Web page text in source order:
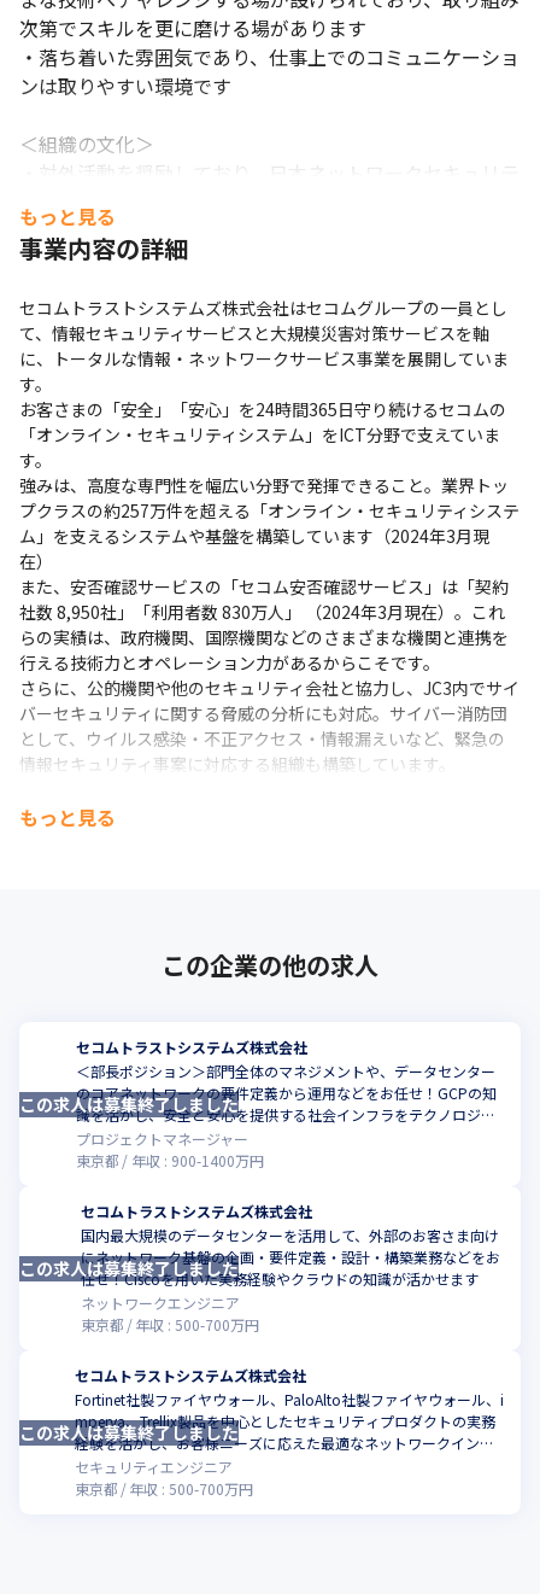
新しい技術へのチャレンジができる環境です。
次第でスキルを更に磨ける場があります
・落ち着いた雰囲気であり、仕事上でのコミュニケーショ
ンは取りやすい環境です
＜組織の文化＞
・対外活動を奨励しており、日本ネットワークセキュリテ
ィ協会や日本サイバー犯罪対策センターの活動に参画して
います
・セコムグループとして、東京オリンピック/パラリンピ
者を派遣した実績があります
・グループのメンバー同士で助け合いながら、業務を遂行
する文化です
・中途採用者に不利な点はなく実力主義です
■ 働く環境
・月平均残業時間は2024年度上期実績で平均10時間程度
の為、WLBが実現しやすい環境で業務できます
・テレワーク制度を積極的に取り入れており、在宅勤務と
出社をバランスよく計画することができます
・休みは自由に取れる環境です
もっと見る
事業内容の詳細
セコムトラストシステムズ株式会社はセコムグループの一員とし
て、情報セキュリティサービスと大規模災害対策サービスを軸
に、トータルな情報・ネットワークサービス事業を展開していま
す。
お客さまの「安全」「安心」を24時間365日守り続けるセコムの
「オンライン・セキュリティシステム」をICT分野で支えていま
す。
強みは、高度な専門性を幅広い分野で発揮できること。業界トッ
プクラスの約257万件を超える「オンライン・セキュリティシステ
ム」を支えるシステムや基盤を構築しています（2024年3月現
在）
また、安否確認サービスの「セコム安否確認サービス」は「契約
社数 8,950社」「利用者数 830万人」 （2024年3月現在）。これ
らの実績は、政府機関、国際機関などのさまざまな機関と連携を
行える技術力とオペレーション力があるからこそです。
さらに、公的機関や他のセキュリティ会社と協力し、JC3内でサイ
バーセキュリティに関する脅威の分析にも対応。サイバー消防団
として、ウイルス感染・不正アクセス・情報漏えいなど、緊急の
情報セキュリティ事案に対応する組織も構築しています。
きます。
もっと見る
この企業の他の求人
セコムトラストシステムズ株式会社
＜部長ポジション＞部門全体のマネジメントや、データセンター
のコアネットワークの要件定義から運用などをお任せ！GCPの知
識を活かし、安全と安心を提供する社会インフラをテクノロジー
で支えませんか？
プロジェクトマネージャー
東京都
年収 : 900-1400万円
この求人は募集終了しました
セコムトラストシステムズ株式会社
国内最大規模のデータセンターを活用して、外部のお客さま向け
にネットワーク基盤の企画・要件定義・設計・構築業務などをお
任せ！Ciscoを用いた実務経験やクラウドの知識が活かせます
ネットワークエンジニア
東京都
年収 :500-700万円
この求人は募集終了しました
セコムトラストシステムズ株式会社
Fortinet社製ファイヤウォール、PaloAlto社製ファイヤウォール、i
mperva、Trellix製品を中心としたセキュリティプロダクトの実務
経験を活かし、お客様ニーズに応えた最適なネットワークインフ
ラ環境を提供しませんか。
セキュリティエンジニア
東京都
年収 :500-700万円
この求人は募集終了しました